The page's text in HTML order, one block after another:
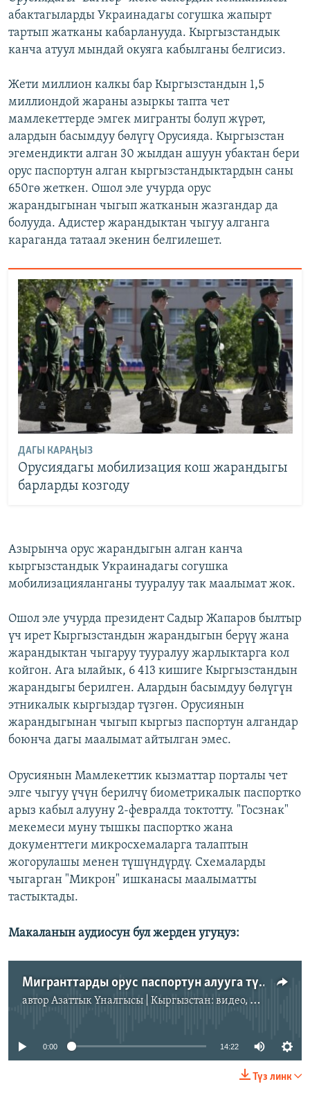
абактагыларды Украинадагы согушка жапырт
тартып жатканы кабарланууда. Кыргызстандык
канча атуул мындай окуяга кабылганы белгисиз.
Жети миллион калкы бар Кыргызстандын 1,5
миллиондой жараны азыркы тапта чет
мамлекеттерде эмгек мигранты болуп жүрөт,
алардын басымдуу бөлүгү Орусияда. Кыргызстан
эгемендикти алган 30 жылдан ашуун убактан бери
орус паспортун алган кыргызстандыктардын саны
650гө жеткен. Ошол эле учурда орус
жарандыгынан чыгып жатканын жазгандар да
болууда. Адистер жарандыктан чыгуу алганга
караганда татаал экенин белгилешет.
ДАГЫ КАРАҢЫЗ
Орусиядагы мобилизация кош жарандыгы
барларды козгоду
Азырынча орус жарандыгын алган канча
кыргызстандык Украинадагы согушка
мобилизацияланганы тууралуу так маалымат жок.
Ошол эле учурда президент Садыр Жапаров былтыр
үч ирет Кыргызстандын жарандыгын берүү жана
жарандыктан чыгаруу тууралуу жарлыктарга кол
койгон. Ага ылайык, 6 413 кишиге Кыргызстандын
жарандыгы берилген. Алардын басымдуу бөлүгүн
этникалык кыргыздар түзгөн. Орусиянын
жарандыгынан чыгып кыргыз паспортун алгандар
боюнча дагы маалымат айтылган эмес.
Орусиянын Мамлекеттик кызматтар порталы чет
элге чыгуу үчүн берилчү биометрикалык паспортко
арыз кабыл алууну 2-февралда токтотту. "Госзнак"
мекемеси муну тышкы паспортко жана
документтеги микросхемаларга талаптын
жогорулашы менен түшүндүрдү. Схемаларды
чыгарган "Микрон" ишканасы маалыматты
тастыктады.
Макаланын аудиосун бул жерден угуңуз:
Мигранттарды орус паспортун алууга түрткөн жагдай
автор Азаттык Үналгысы | Кыргызстан: видео, фото, кабарлар
No media source currently available
0:00 14:22
Түз линк